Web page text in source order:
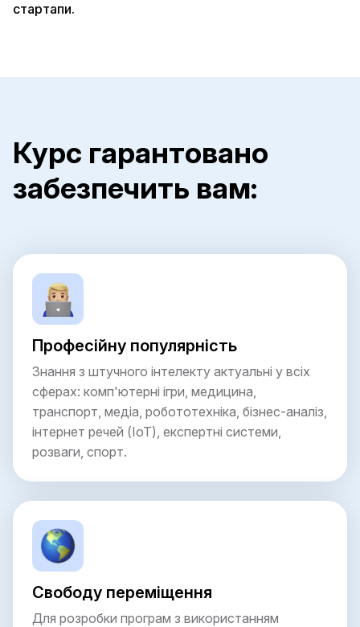
стартапи.
Курс гарантовано
забезпечить вам:
Професійну популярність
Знання з штучного інтелекту актуальні у всіх
сферах: комп'ютерні ігри, медицина,
транспорт, медіа, робототехніка, бізнес-аналіз,
інтернет речей (IoT), експертні системи,
розваги, спорт.
Свободу переміщення
Для розробки програм з використанням